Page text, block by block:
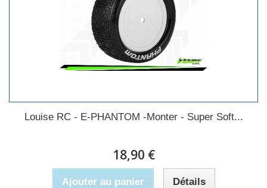
Louise RC - E-PHANTOM -Monter - Super Soft...
18,90 €
Ajouter au panier Détails